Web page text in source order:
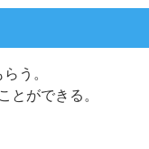
う。
とができる。